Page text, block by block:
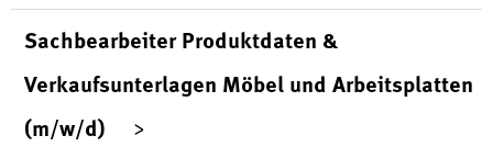
Sachbearbeiter Produktdaten &
Verkaufsunterlagen Möbel und Arbeitsplatten
(m/w/d)